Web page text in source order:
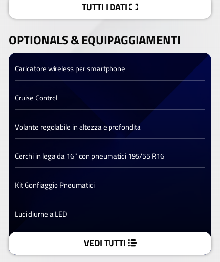
TUTTI I DATI
OPTIONALS &EQUIPAGGIAMENTI
Caricatore wireless per smartphone
Cruise Control
Volante regolabile in altezza e profondita
Cerchi in lega da 16" con pneumatici 195/55 R16
Kit Gonfiaggio Pneumatici
Luci diurne a LED
VEDI TUTTI